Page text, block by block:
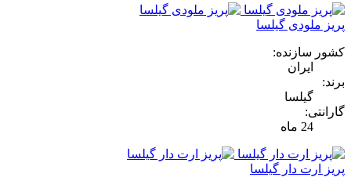
پریز ملودی گیلسا
کشور سازنده:
ایران
برند:
گیلسا
گارانتی:
24 ماه
پریز ارت دار گیلسا